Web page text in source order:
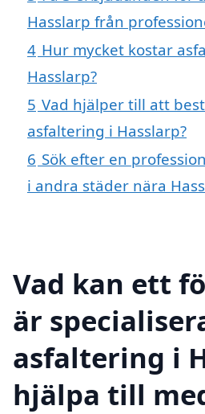
Hasslarp från
4 Hur mycket kostar
Hasslarp?
5 Vad hjälper till att
asfaltering i Hasslarp?
6 Sök efter en
i andra städer nära
Vad kan ett
är
asfaltering i
hjälpa till